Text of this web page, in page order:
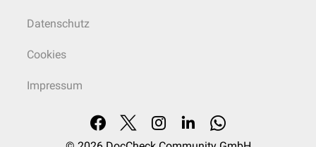
Datenschutz
Cookies
Impressum